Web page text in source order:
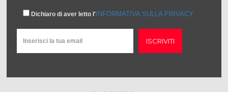
Dichiaro di aver letto l'INFORMATIVA SULLA PRIVACY
ISCRIVITI